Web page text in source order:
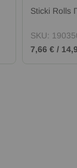
Sticki Rolls
SKU:
7,66 € /